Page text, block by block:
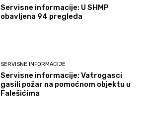
Servisne informacije: U SHMP
obavljena 94 pregleda
SERVISNE INFORMACIJE
Servisne informacije: Vatrogasci
gasili požar na pomoćnom objektu u
Falešićima